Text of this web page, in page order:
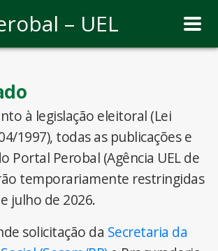
– UEL
à legislação eleitoral (Lei
1997), todas as publicações e
Portal Perobal (Agência UEL de
temporariamente restringidas
julho de 2026.
solicitação da Secretaria da